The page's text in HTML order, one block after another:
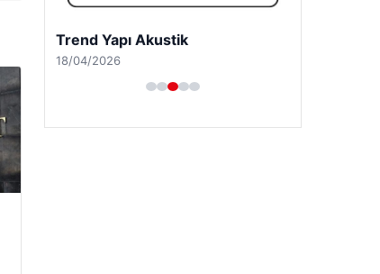
Trend Yapı Akustik
18/04/2026